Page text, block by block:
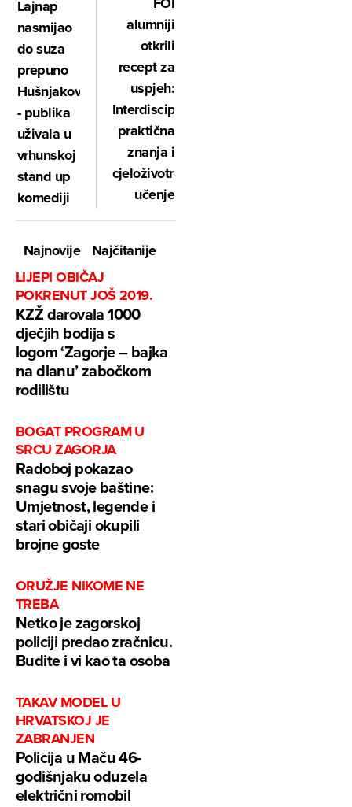
Lajnap
nasmijao
do suza
prepuno
Hušnjakovo
- publika
uživala u
vrhunskoj
stand up
komediji
alumniji
otkrili
recept za
uspjeh:
Interdisciplinarnost,
praktična
znanja i
cjeloživotno
učenje
Najnovije
Najčitanije
LIJEPI OBIČAJ
POKRENUT JOŠ 2019.
KZŽ darovala 1000
dječjih bodija s
logom ‘Zagorje – bajka
na dlanu’ zabočkom
rodilištu
BOGAT PROGRAM U
SRCU ZAGORJA
Radoboj pokazao
snagu svoje baštine:
Umjetnost, legende i
stari običaji okupili
brojne goste
ORUŽJE NIKOME NE
TREBA
Netko je zagorskoj
policiji predao zračnicu.
Budite i vi kao ta osoba
TAKAV MODEL U
HRVATSKOJ JE
ZABRANJEN
Policija u Maču 46-
godišnjaku oduzela
električni romobil